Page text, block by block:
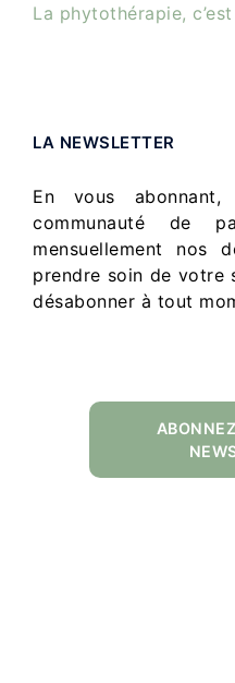
La phytothérapie,
LA NEWSLETTER
En vous
communauté de
mensuellement nos
prendre soin de votre
désabonner à tout